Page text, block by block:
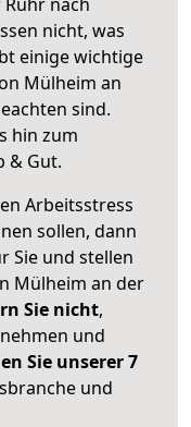
nicht, was
einige wichtige
Mülheim an
sind.
hin zum
& Gut.
Arbeitsstress
sollen, dann
Sie und stellen
Mülheim an der
Sie nicht,
und
Sie unserer 7
und